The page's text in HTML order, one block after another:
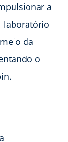
a
laboratório
da
o